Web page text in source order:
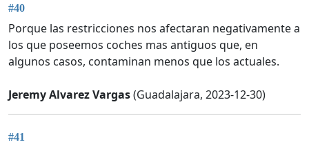
#40
Porque las restricciones nos afectaran negativamente a
los que poseemos coches mas antiguos que, en
algunos casos, contaminan menos que los actuales.
Jeremy Alvarez Vargas(Guadalajara, 2023-12-30)
#41